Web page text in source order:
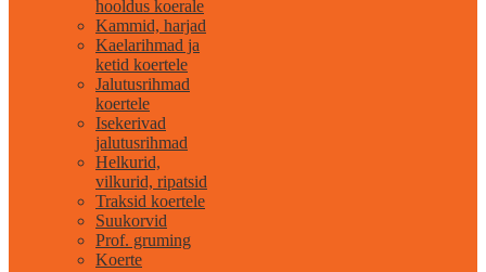
hooldus koerale
Kammid, harjad
Kaelarihmad ja
ketid koertele
Jalutusrihmad
koertele
Isekerivad
jalutusrihmad
Helkurid,
vilkurid, ripatsid
Traksid koertele
Suukorvid
Prof. gruming
Koerte